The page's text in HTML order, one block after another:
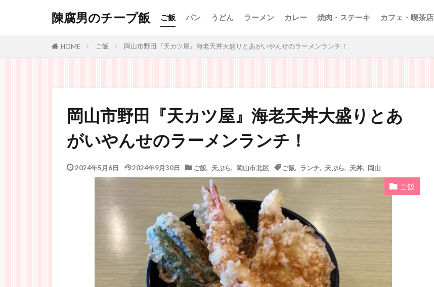
陳腐男のチープ飯 ご飯 パン うどん ラーメン カレー 焼肉・ステーキ カフェ・喫茶店
HOME ご飯 岡山市野田『天カツ屋』海老天丼大盛りとあがいやんせのラーメンランチ！
岡山市野田『天カツ屋』海老天丼大盛りとあ
がいやんせのラーメンランチ！
2024年5月6日 2024年9月30日 ご飯 天ぷら 岡山市北区 ご飯 ランチ 天ぷら 天丼 岡山
ご飯